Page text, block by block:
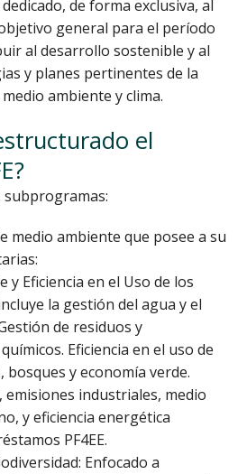
de forma exclusiva, al
general para el período
al desarrollo sostenible y al
y planes pertinentes de la
ambiente y clima.
el
subprogramas:
medio ambiente que posee a su
y Eficiencia en el Uso de los
la gestión del agua y el
de residuos y
Eficiencia en el uso de
bosques y economía verde.
emisiones industriales, medio
y eficiencia energética
PF4EE.
Enfocado a